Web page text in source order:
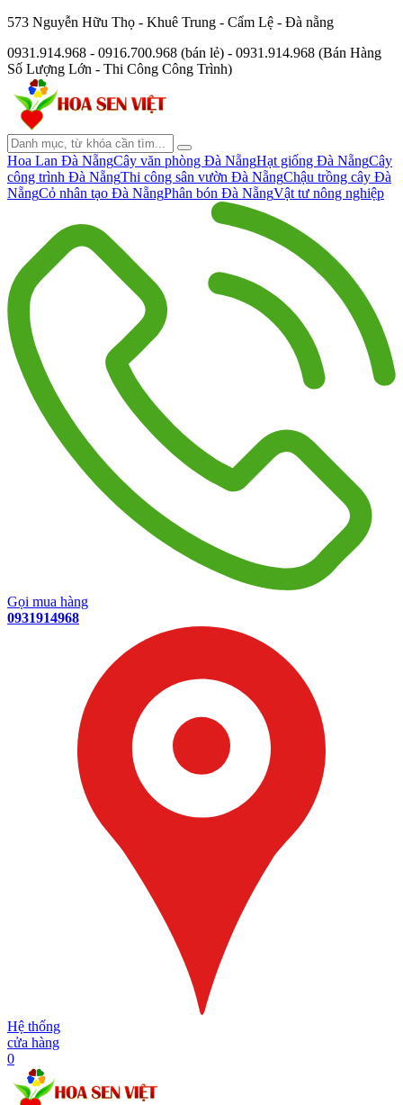
573 Nguyễn Hữu Thọ - Khuê Trung - Cẩm Lệ - Đà nẵng
0931.914.968 - 0916.700.968 (bán lẻ) - 0931.914.968 (Bán Hàng
Số Lượng Lớn - Thi Công Công Trình)
Hoa Lan Đà NẵngCây văn phòng Đà NẵngHạt giống Đà NẵngCây
công trình Đà NẵngThi công sân vườn Đà NẵngChậu trồng cây Đà
NẵngCỏ nhân tạo Đà NẵngPhân bón Đà NẵngVật tư nông nghiệp
Gọi mua hàng
0931914968
Hệ thống
cửa hàng
0